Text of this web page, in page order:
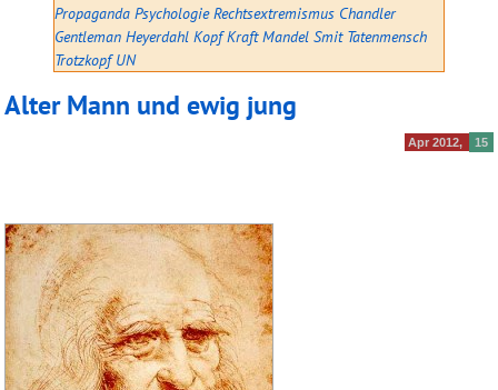
Propaganda Psychologie Rechtsextremismus Chandler
Gentleman Heyerdahl Kopf Kraft Mandel Smit Tatenmensch
Trotzkopf UN
Alter Mann und ewig jung
Apr 2012 15